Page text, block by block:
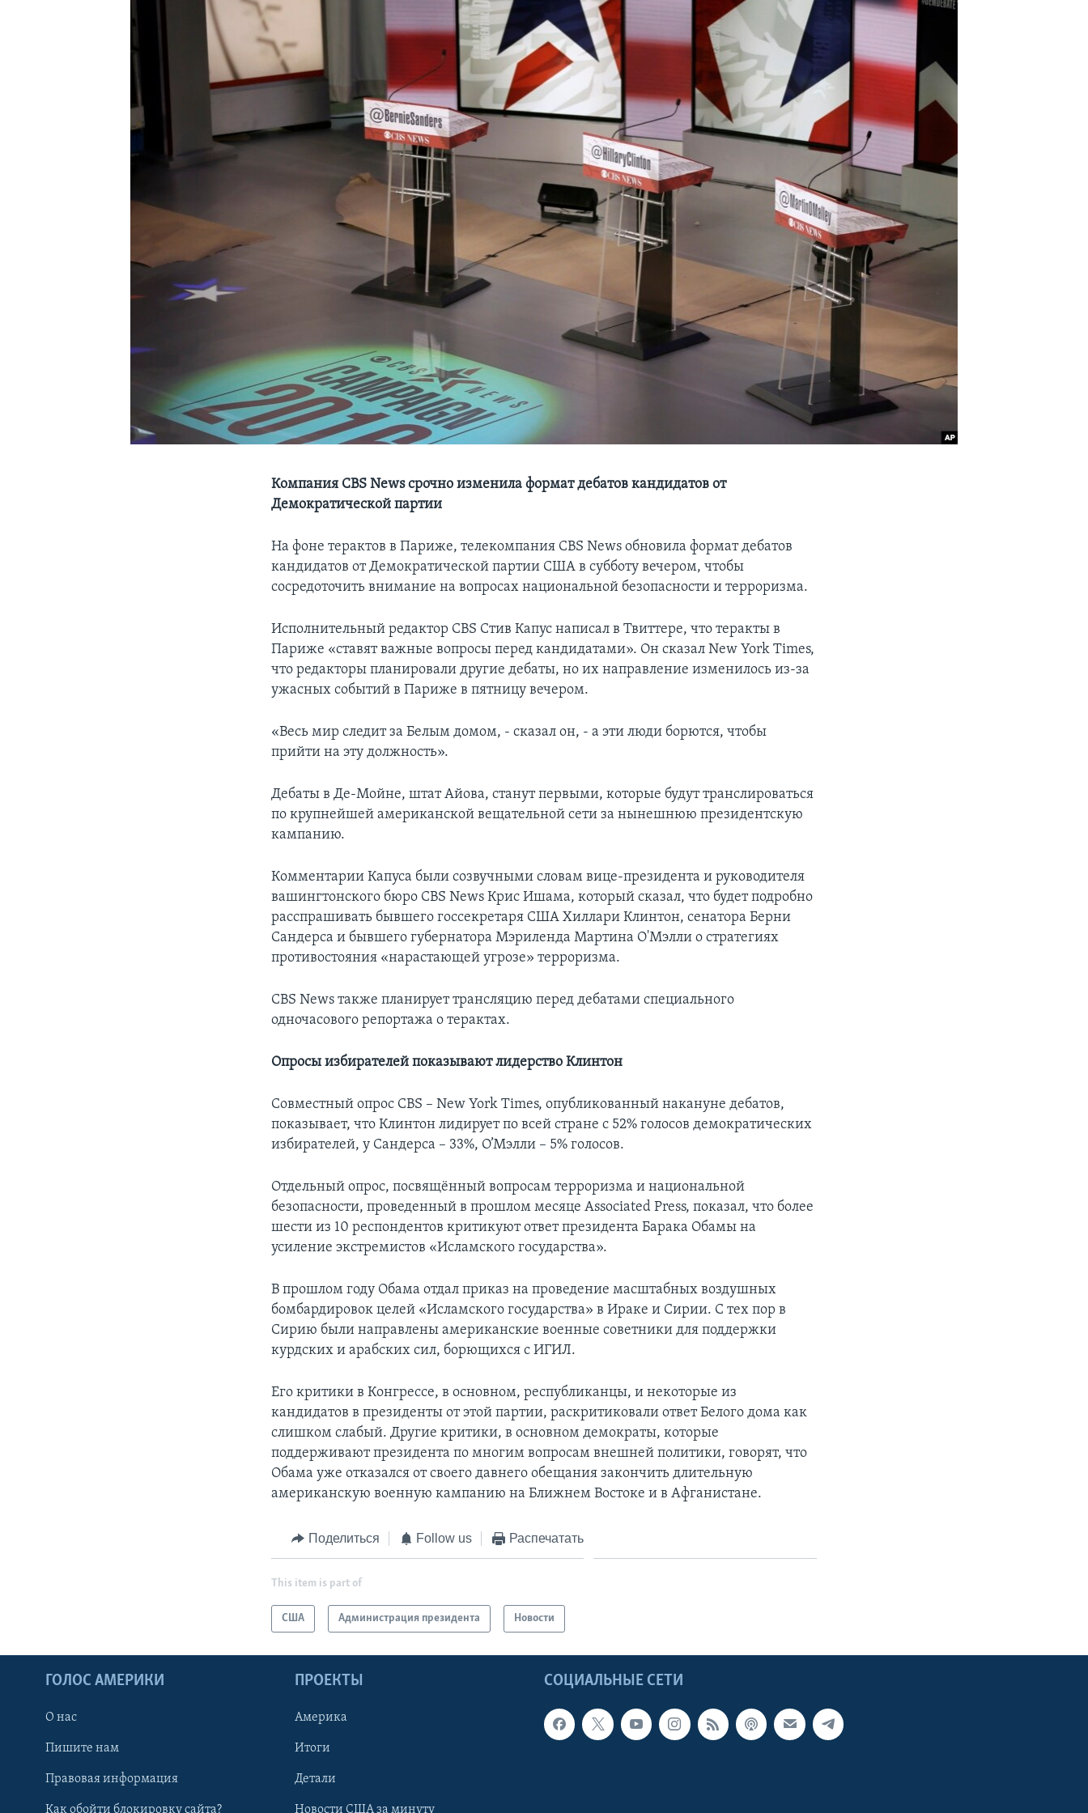
Компания CBS News срочно изменила формат дебатов кандидатов от
Демократической партии
На фоне терактов в Париже, телекомпания CBS News обновила формат дебатов
кандидатов от Демократической партии США в субботу вечером, чтобы
сосредоточить внимание на вопросах национальной безопасности и терроризма.
Исполнительный редактор CBS Стив Капус написал в Твиттере, что теракты в
Париже «ставят важные вопросы перед кандидатами». Он сказал New York Times,
что редакторы планировали другие дебаты, но их направление изменилось из-за
ужасных событий в Париже в пятницу вечером.
«Весь мир следит за Белым домом, - сказал он, - а эти люди борются, чтобы
прийти на эту должность».
Дебаты в Де-Мойне, штат Айова, станут первыми, которые будут транслироваться
по крупнейшей американской вещательной сети за нынешнюю президентскую
кампанию.
Комментарии Капуса были созвучными словам вице-президента и руководителя
вашингтонского бюро CBS News Крис Ишама, который сказал, что будет подробно
расспрашивать бывшего госсекретаря США Хиллари Клинтон, сенатора Берни
Сандерса и бывшего губернатора Мэриленда Мартина О'Мэлли о стратегиях
противостояния «нарастающей угрозе» терроризма.
CBS News также планирует трансляцию перед дебатами специального
одночасового репортажа о терактах.
Опросы избирателей показывают лидерство Клинтон
Совместный опрос CBS – New York Times, опубликованный накануне дебатов,
показывает, что Клинтон лидирует по всей стране с 52% голосов демократических
избирателей, у Сандерса – 33%, О’Мэлли – 5% голосов.
Отдельный опрос, посвящённый вопросам терроризма и национальной
безопасности, проведенный в прошлом месяце Associated Press, показал, что более
шести из 10 респондентов критикуют ответ президента Барака Обамы на
усиление экстремистов «Исламского государства».
В прошлом году Обама отдал приказ на проведение масштабных воздушных
бомбардировок целей «Исламского государства» в Ираке и Сирии. С тех пор в
Сирию были направлены американские военные советники для поддержки
курдских и арабских сил, борющихся с ИГИЛ.
Его критики в Конгрессе, в основном, республиканцы, и некоторые из
кандидатов в президенты от этой партии, раскритиковали ответ Белого дома как
слишком слабый. Другие критики, в основном демократы, которые
поддерживают президента по многим вопросам внешней политики, говорят, что
Обама уже отказался от своего давнего обещания закончить длительную
американскую военную кампанию на Ближнем Востоке и в Афганистане.
Поделиться Follow us Распечатать
This item is part of
США Администрация президента Новости
СОЦИАЛЬНЫЕ СЕТИ
ГОЛОС АМЕРИКИ
О нас
Пишите нам
Правовая информация
Как обойти блокировку сайта?
ПРОЕКТЫ
Америка
Итоги
Детали
Новости США за минуту